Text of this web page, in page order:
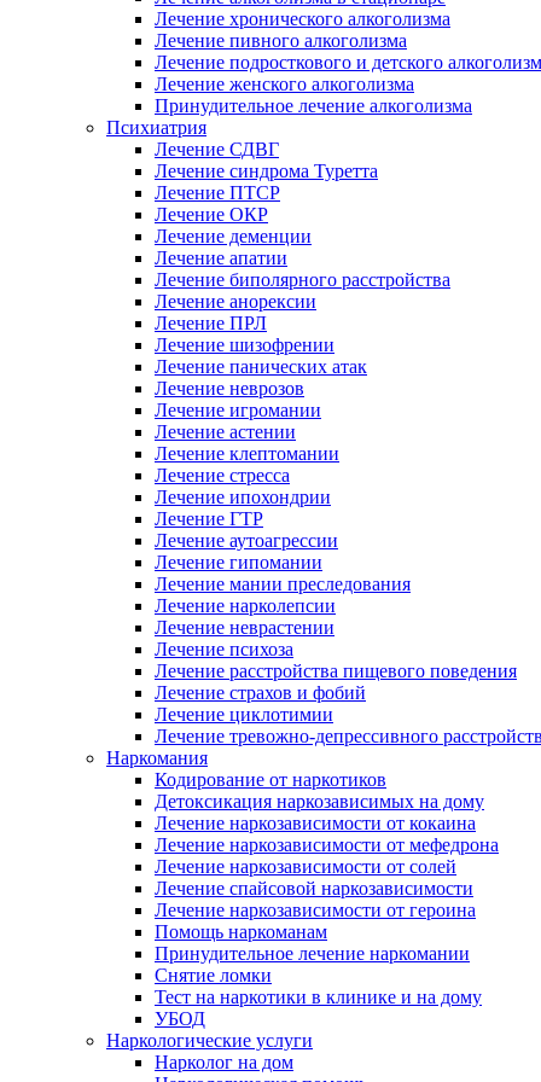
Лечение хронического алкоголизма
Лечение пивного алкоголизма
Лечение подросткового и детского
Лечение женского алкоголизма
Принудительное лечение алкоголизма
Психиатрия
Лечение СДВГ
Лечение синдрома Туретта
Лечение ПТСР
Лечение ОКР
Лечение деменции
Лечение апатии
Лечение биполярного расстройства
Лечение анорексии
Лечение ПРЛ
Лечение шизофрении
Лечение панических атак
Лечение неврозов
Лечение игромании
Лечение астении
Лечение клептомании
Лечение стресса
Лечение ипохондрии
Лечение ГТР
Лечение аутоагрессии
Лечение гипомании
Лечение мании преследования
Лечение нарколепсии
Лечение неврастении
Лечение психоза
Лечение расстройства пищевого поведения
Лечение страхов и фобий
Лечение циклотимии
Лечение тревожно-депрессивного
Наркомания
Кодирование от наркотиков
Детоксикация наркозависимых на дому
Лечение наркозависимости от кокаина
Лечение наркозависимости от мефедрона
Лечение наркозависимости от солей
Лечение спайсовой наркозависимости
Лечение наркозависимости от героина
Помощь наркоманам
Принудительное лечение наркомании
Снятие ломки
Тест на наркотики в клинике и на дому
УБОД
Наркологические услуги
Нарколог на дом